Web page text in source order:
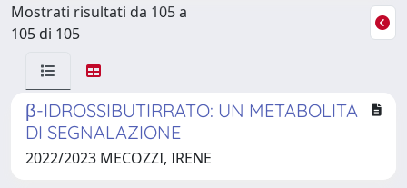
Mostrati risultati da 105 a
105 di 105
β-IDROSSIBUTIRRATO: UN METABOLITA
DI SEGNALAZIONE
2022/2023 MECOZZI, IRENE